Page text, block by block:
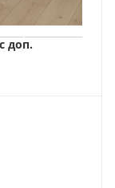
доп.